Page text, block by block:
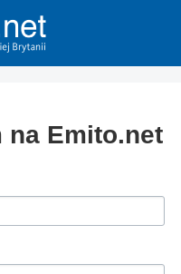
na Emito.net